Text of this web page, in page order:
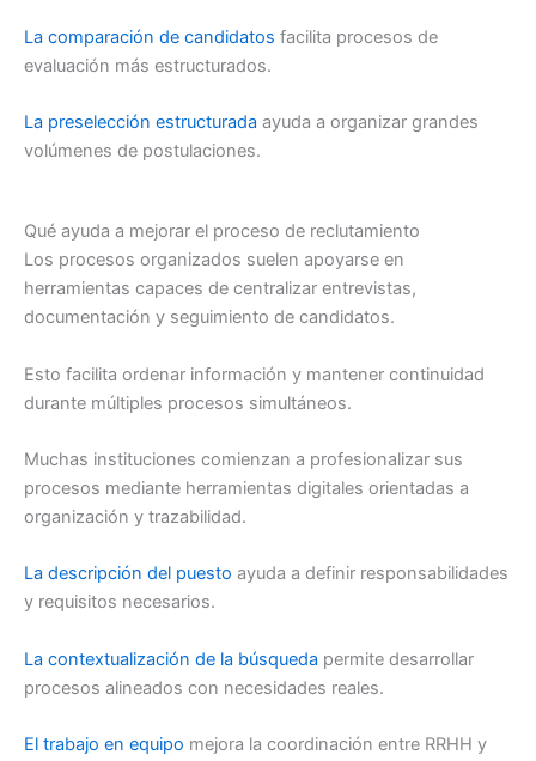
La comparación de candidatos facilita procesos de
evaluación más estructurados.
La preselección estructurada ayuda a organizar grandes
volúmenes de postulaciones.
Qué ayuda a mejorar el proceso de reclutamiento
Los procesos organizados suelen apoyarse en
herramientas capaces de centralizar entrevistas,
documentación y seguimiento de candidatos.
Esto facilita ordenar información y mantener continuidad
durante múltiples procesos simultáneos.
Muchas instituciones comienzan a profesionalizar sus
procesos mediante herramientas digitales orientadas a
organización y trazabilidad.
La descripción del puesto ayuda a definir responsabilidades
y requisitos necesarios.
La contextualización de la búsqueda permite desarrollar
procesos alineados con necesidades reales.
El trabajo en equipo mejora la coordinación entre RRHH y